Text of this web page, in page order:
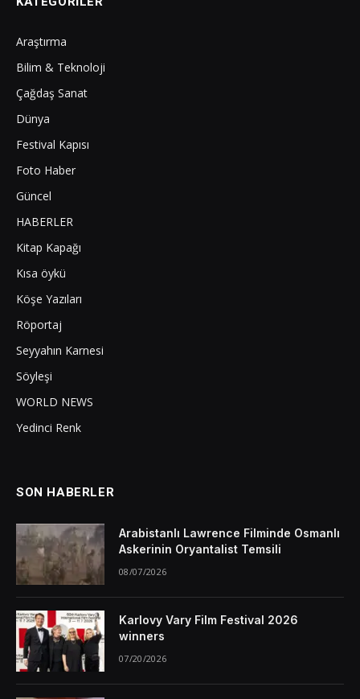
Araştırma
Bilim & Teknoloji
Çağdaş Sanat
Dünya
Festival Kapısı
Foto Haber
Güncel
HABERLER
Kitap Kapağı
Kısa öykü
Köşe Yazıları
Röportaj
Seyyahın Karnesi
Söyleşi
WORLD NEWS
Yedinci Renk
SON HABERLER
Arabistanlı Lawrence Filminde Osmanlı
Askerinin Oryantalist Temsili
08/07/2026
Karlovy Vary Film Festival 2026
winners
07/20/2026